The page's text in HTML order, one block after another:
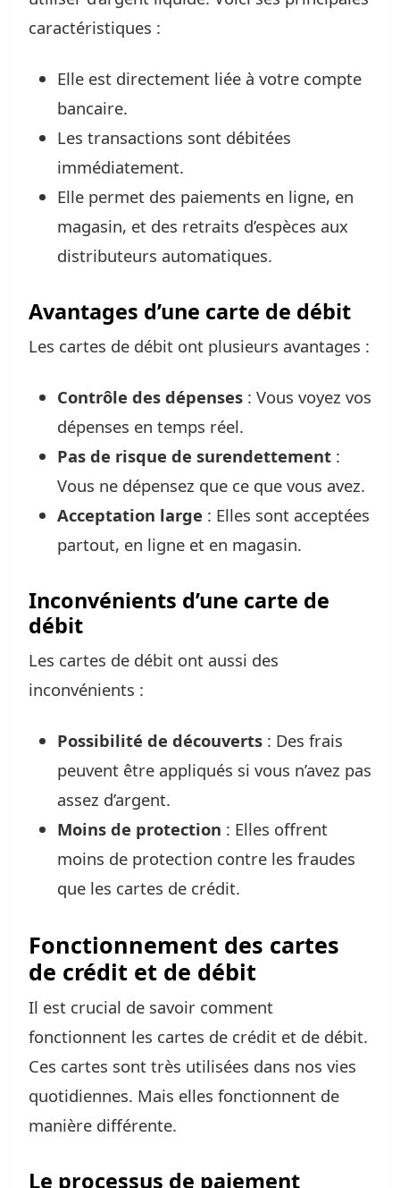
caractéristiques :
Elle est directement liée à votre compte
bancaire.
Les transactions sont débitées
immédiatement.
Elle permet des paiements en ligne, en
magasin, et des retraits d’espèces aux
distributeurs automatiques.
Avantages d’une carte de débit
Les cartes de débit ont plusieurs avantages :
Contrôle des dépenses : Vous voyez vos
dépenses en temps réel.
Pas de risque de surendettement :
Vous ne dépensez que ce que vous avez.
Acceptation large : Elles sont acceptées
partout, en ligne et en magasin.
Inconvénients d’une carte de
débit
Les cartes de débit ont aussi des
inconvénients :
Possibilité de découverts : Des frais
peuvent être appliqués si vous n’avez pas
assez d’argent.
Moins de protection : Elles offrent
moins de protection contre les fraudes
que les cartes de crédit.
Fonctionnement des cartes
de crédit et de débit
Il est crucial de savoir comment
fonctionnent les cartes de crédit et de débit.
Ces cartes sont très utilisées dans nos vies
quotidiennes. Mais elles fonctionnent de
manière différente.
Le processus de paiement